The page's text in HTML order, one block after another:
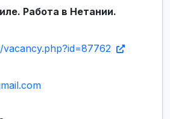
Работа в Нетании.